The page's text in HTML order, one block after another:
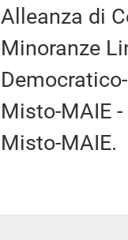
Alleanza di
Minoranze
Misto-MAIE
Misto-MAIE.